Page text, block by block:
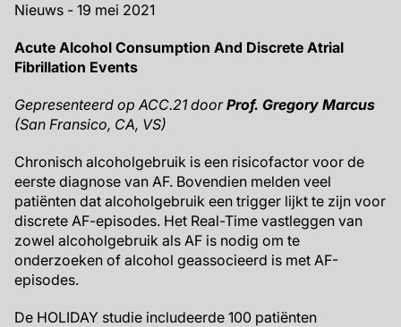
Nieuws - 19 mei 2021
Acute Alcohol Consumption And Discrete Atrial
Fibrillation Events
Gepresenteerd op ACC.21 doorProf. Gregory Marcus
(San Fransico, CA, VS)
Chronisch alcoholgebruik is een risicofactor voor de
eerste diagnose van AF. Bovendien melden veel
patiënten dat alcoholgebruik een trigger lijkt te zijn voor
discrete AF-episodes. Het Real-Time vastleggen van
zowel alcoholgebruik als AF is nodig om te
onderzoeken of alcohol geassocieerd is met AF-
episodes.
De HOLIDAY studie includeerde 100 patiënten